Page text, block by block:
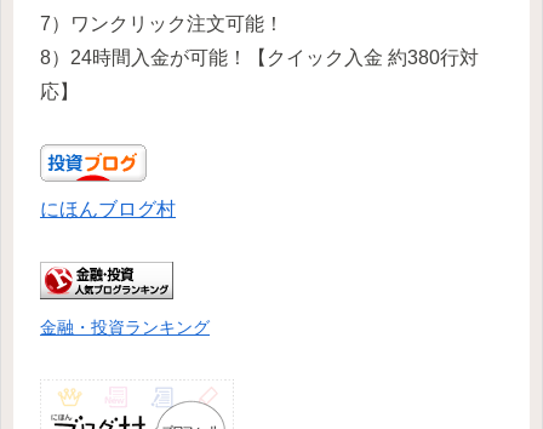
7）ワンクリック注文可能！
8）24時間入金が可能！【クイック入金 約380行対
応】
にほんブログ村
金融・投資ランキング